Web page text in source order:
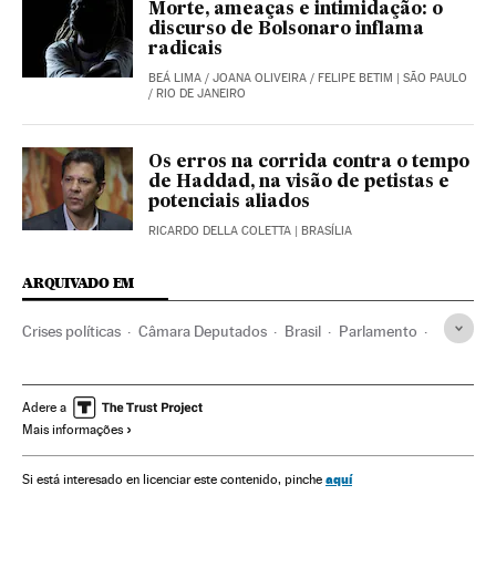
Morte, ameaças e intimidação: o
discurso de Bolsonaro inflama
radicais
BEÁ LIMA / JOANA OLIVEIRA / FELIPE BETIM
| SÃO PAULO
/ RIO DE JANEIRO
Os erros na corrida contra o tempo
de Haddad, na visão de petistas e
potenciais aliados
RICARDO DELLA COLETTA | BRASÍLIA
ARQUIVADO EM
Crises políticas Câmara Deputados Brasil Parlamento
América Eleições Brasil 2018
Kim Kataguiri
Luiz Philippe de Orléans e Bragança Eleições Brasil
Adere a
Mais informações
Si está interesado en licenciar este contenido, pinche aquí